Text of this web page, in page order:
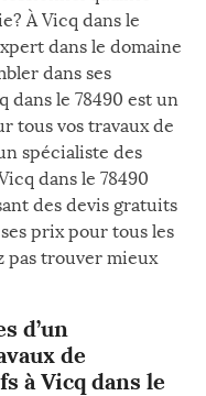
À Vicq dans le
dans le domaine
dans ses
dans le 78490 est un
tous vos travaux de
spécialiste des
dans le 78490
des devis gratuits
prix pour tous les
pas trouver mieux
d’un
de
à Vicq dans le